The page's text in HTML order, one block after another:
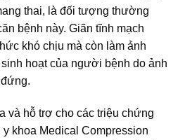
thai, là đối tượng thường
bệnh này. Giãn tĩnh mạch
khó chịu mà còn làm ảnh
hoạt của người bệnh do ảnh
và hỗ trợ cho các triệu chứng
khoa Medical Compression